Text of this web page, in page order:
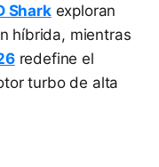
Sharkexploran
híbrida, mientras
redefine el
turbo de alta